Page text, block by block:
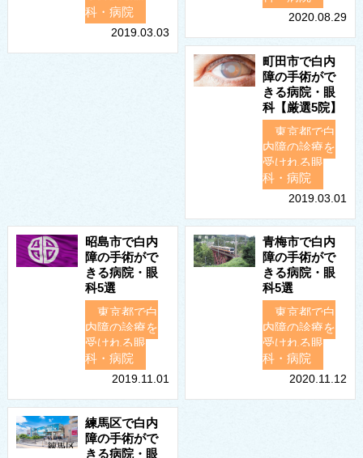
科・病院
2019.03.03
2020.08.29
町田市で白内
障の手術がで
きる病院・眼
科【厳選5院】
東京都で白
内障の診療を
受けれる眼
科・病院
2019.03.01
昭島市で白内
障の手術がで
きる病院・眼
科5選
東京都で白
内障の診療を
受けれる眼
科・病院
2019.11.01
青梅市で白内
障の手術がで
きる病院・眼
科5選
東京都で白
内障の診療を
受けれる眼
科・病院
2020.11.12
練馬区で白内
障の手術がで
きる病院・眼